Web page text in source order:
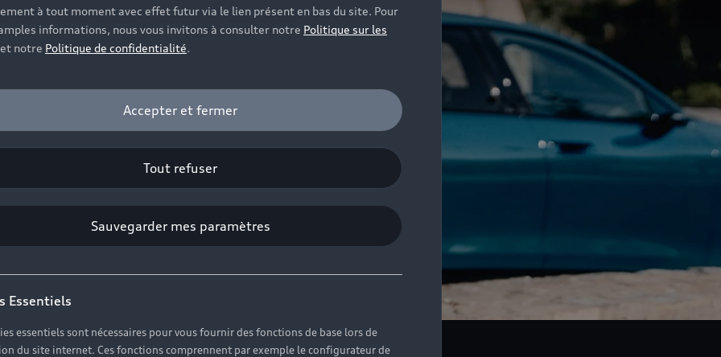
à tout moment avec effet futur via le lien présent en bas du site. Pour
informations, nous vous invitons à consulter notre Politique sur les
et notre Politique de confidentialité.
Accepter et fermer
Tout refuser
Sauvegarder mes paramètres
Essentiels
essentiels sont nécessaires pour vous fournir des fonctions de base lors de
du site internet. Ces fonctions comprennent par exemple le configurateur de